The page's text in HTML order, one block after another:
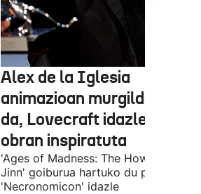
Alex de la Iglesia
animazioan murgilduko
da, Lovecraft idazlearen
obran inspiratuta
'Ages of Madness: The Howling of
Jinn' goiburua hartuko du pelikulak,
'Necronomicon' idazle